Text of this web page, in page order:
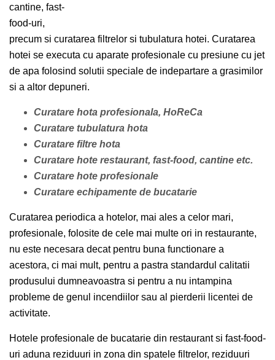
cantine, fast-
food-uri,
precum si curatarea filtrelor si tubulatura hotei. Curatarea
hotei se executa cu aparate profesionale cu presiune cu jet
de apa folosind solutii speciale de indepartare a grasimilor
si a altor depuneri.
Curatare hota profesionala, HoReCa
Curatare tubulatura hota
Curatare filtre hota
Curatare hote restaurant, fast-food, cantine etc.
Curatare hote profesionale
Curatare echipamente de bucatarie
Curatarea periodica a hotelor, mai ales a celor mari,
profesionale, folosite de cele mai multe ori in restaurante,
nu este necesara decat pentru buna functionare a
acestora, ci mai mult, pentru a pastra standardul calitatii
produsului dumneavoastra si pentru a nu intampina
probleme de genul incendiilor sau al pierderii licentei de
activitate.
Hotele profesionale de bucatarie din restaurant si fast-food-
uri aduna reziduuri in zona din spatele filtrelor, reziduuri